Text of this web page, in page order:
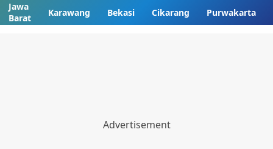
Jawa
Barat
Karawang Bekasi Cikarang Purwakarta